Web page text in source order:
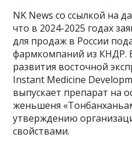
NK News со ссылкой на
что в 2024-2025 годах
для продаж в России
фармкомпаний из КНДР.
развития восточной
Instant Medicine
выпускает препарат на
женьшеня
утверждению
свойствами.